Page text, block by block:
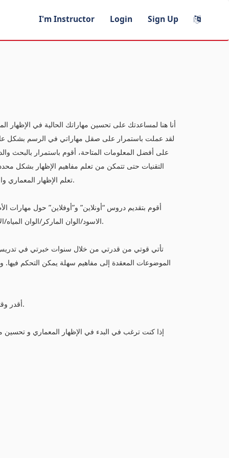
I'm Instructor Login Sign Up
أنا هنا لمساعدتك على تحسين مهاراتك الحالية في الإظهار
لقد عملت باستمرار على صقل مهاراتي في الرسم بشكل
على أفضل المعلومات المتاحة، أقوم باستمرار بالبحث
التقنيات حتى تتمكن من تعلم مفاهيم الإظهار بشكل
تعلم الإظهار المعماري والوصول إلى أهدافه، وربما تعلم شيئًا جديدًا في هذه الدورة وتطوير الذات.
أقوم بتقديم دروس “أونلاين” و”أوفلاين” حول مهارات
الاسود/الوان الماركر/الوان المياه/الألوان الخشبية المائية) حيث ان لدي خبرة واسعة في إنشاء تلك الدورات.
تأتي قوتي من قدرتي من خلال سنوات خبرتي في تدريس
الموضوعات المعقدة إلى مفاهيم سهلة يمكن التحكم
أقدر وقتك ويشرفني أنك اخترت معرفة المزيد عن دورتي هنا على منصة لقمان.
إذا كنت ترغب في البدء في الإظهار المعماري و